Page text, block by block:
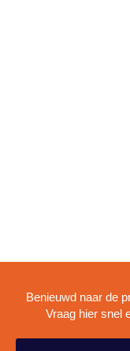
Benieuwd naar de
Vraag hier snel